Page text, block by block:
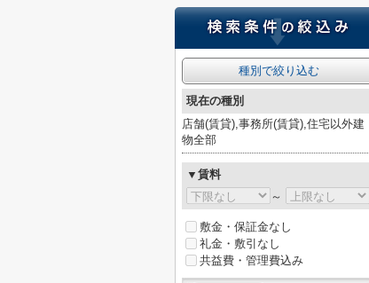
種別で絞り込む
現在の種別
店舗(賃貸),事務所(賃貸),住宅以外建
物全部
▼賃料
～
敷金・保証金なし
礼金・敷引なし
共益費・管理費込み